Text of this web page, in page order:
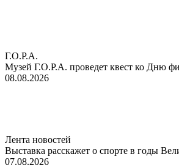
Г.О.Р.А.
Музей Г.О.Р.А. проведет квест ко Дню
08.08.2026
Лента новостей
Выставка расскажет о спорте в годы
07.08.2026